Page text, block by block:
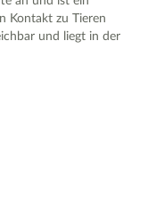
Kontakt zu Tieren
und liegt in der